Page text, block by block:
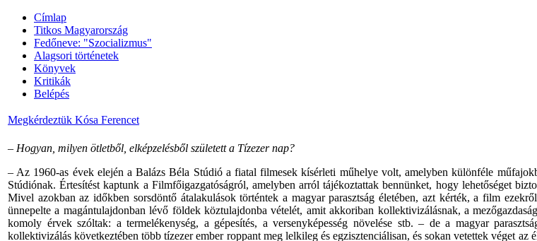
Címlap
Titkos Magyarország
Fedőneve: "Szocializmus"
Alagsori történetek
Könyvek
Kritikák
Belépés
Megkérdeztük Kósa Ferencet
– Hogyan, milyen ötletből, elképzelésből született a Tízezer nap?
– Az 1960-as évek elején a Balázs Béla Stúdió a fiatal filmesek kísérleti műhelye volt, amelyben különféle
Stúdiónak. Értesítést kaptunk a Filmfőigazgatóságról, amelyben arról tájékoztattak bennünket, hogy lehetőséget
Mivel azokban az időkben sorsdöntő átalakulások történtek a magyar parasztság életében, azt kérték, a film
ünnepelte a magántulajdonban lévő földek köztulajdonba vételét, amit akkoriban kollektivizálásnak, a
komoly érvek szóltak: a termelékenység, a gépesítés, a versenyképesség növelése stb. – de a magyar
kollektivizálás következtében több tízezer ember roppant meg lelkileg és egzisztenciálisan, és sokan vetettek véget